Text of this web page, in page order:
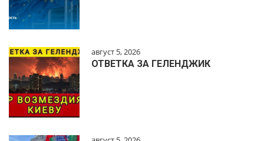
август 5, 2026
ОТВЕТКА ЗА ГЕЛЕНДЖИК